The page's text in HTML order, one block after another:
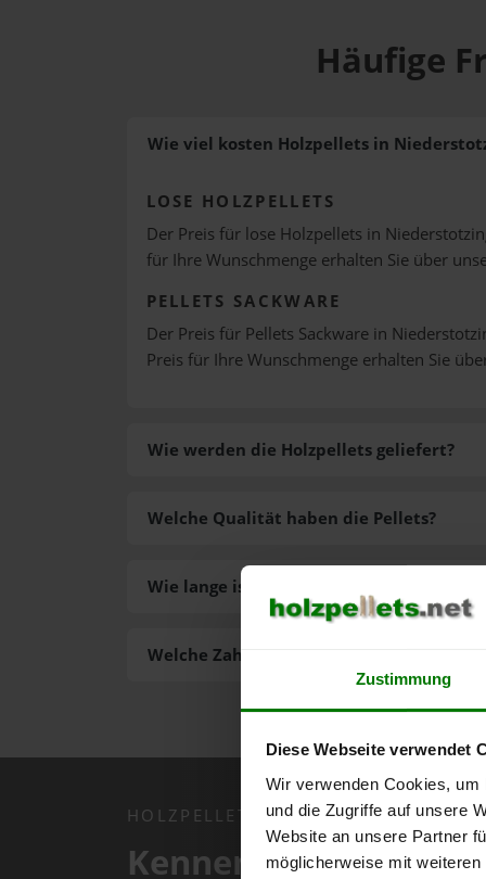
Zustimmung
Diese Webseite verwendet
Wir verwenden Cookies,
und die Zugriffe auf unsere
Website an unsere Partner
möglicherweise mit
Häufige
Wie viel kosten Holzpellets in
LOSE HOLZPELLETS
Der Preis für lose Holzpellets in
für Ihre Wunschmenge erhalten Sie über
PELLETS SACKWARE
Der Preis für Pellets Sackware in
Preis für Ihre Wunschmenge erhalten Sie
Wie werden die Holzpellets geliefert?
Welche Zahlungsarten gibt es?
Welche Qualität haben die Pellets?
Wie lange ist die Lieferzeit der Pellets?
HOLZPELLETS.NET APP
Kennen Sie schon